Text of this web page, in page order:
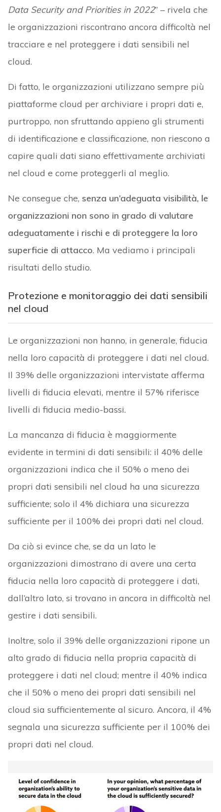
Data Security and Priorities in 2022” – rivela che
le organizzazioni riscontrano ancora difficoltà nel
tracciare e nel proteggere i dati sensibili nel
cloud.
Di fatto, le organizzazioni utilizzano sempre più
piattaforme cloud per archiviare i propri dati e,
purtroppo, non sfruttando appieno gli strumenti
di identificazione e classificazione, non riescono a
capire quali dati siano effettivamente archiviati
nel cloud e come proteggerli al meglio.
Ne consegue che, senza un’adeguata visibilità, le
organizzazioni non sono in grado di valutare
adeguatamente i rischi e di proteggere la loro
superficie di attacco. Ma vediamo i principali
risultati dello studio.
Protezione e monitoraggio dei dati sensibili
nel cloud
Le organizzazioni non hanno, in generale, fiducia
nella loro capacità di proteggere i dati nel cloud.
Il 39% delle organizzazioni intervistate afferma
livelli di fiducia elevati, mentre il 57% riferisce
livelli di fiducia medio-bassi.
La mancanza di fiducia è maggiormente
evidente in termini di dati sensibili: il 40% delle
organizzazioni indica che il 50% o meno dei
propri dati sensibili nel cloud ha una sicurezza
sufficiente; solo il 4% dichiara una sicurezza
sufficiente per il 100% dei propri dati nel cloud.
Da ciò si evince che, se da un lato le
organizzazioni dimostrano di avere una certa
fiducia nella loro capacità di proteggere i dati,
dall’altro lato, si trovano in ancora in difficoltà nel
gestire i dati sensibili.
Inoltre, solo il 39% delle organizzazioni ripone un
alto grado di fiducia nella propria capacità di
proteggere i dati nel cloud; mentre il 40% indica
che il 50% o meno dei propri dati sensibili nel
cloud sia sufficientemente al sicuro. Ancora, il 4%
segnala una sicurezza sufficiente per il 100% dei
propri dati nel cloud.